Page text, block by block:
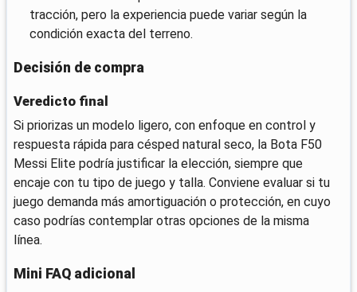
tracción, pero la experiencia puede variar según la
condición exacta del terreno.
Decisión de compra
Veredicto final
Si priorizas un modelo ligero, con enfoque en control y
respuesta rápida para césped natural seco, la Bota F50
Messi Elite podría justificar la elección, siempre que
encaje con tu tipo de juego y talla. Conviene evaluar si tu
juego demanda más amortiguación o protección, en cuyo
caso podrías contemplar otras opciones de la misma
línea.
Mini FAQ adicional